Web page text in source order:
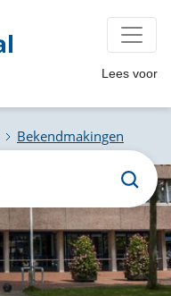
Lees voor
Bekendmakingen